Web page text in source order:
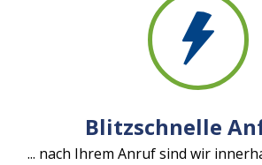
Blitzschnelle
... nach Ihrem Anruf sind wir